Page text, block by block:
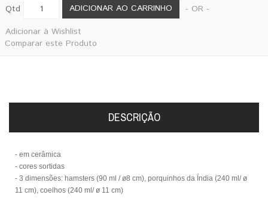
Qtd ADICIONAR AO CARRINHO
- OR -
Adicionar à Wishlist
Comparar este Produto
DESCRIÇÃO
- em cerâmica
- cores sortidas
- 3 dimensões: hamsters (90 ml / ø8 cm), porquinhos da Índia (240 ml/ ø
11 cm), coelhos (240 ml/ ø 11 cm)